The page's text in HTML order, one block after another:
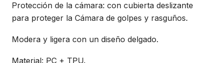
Protección de la cámara: con cubierta deslizante
para proteger la Cámara de golpes y rasguños.
Modera y ligera con un diseño delgado.
Material: PC + TPU.